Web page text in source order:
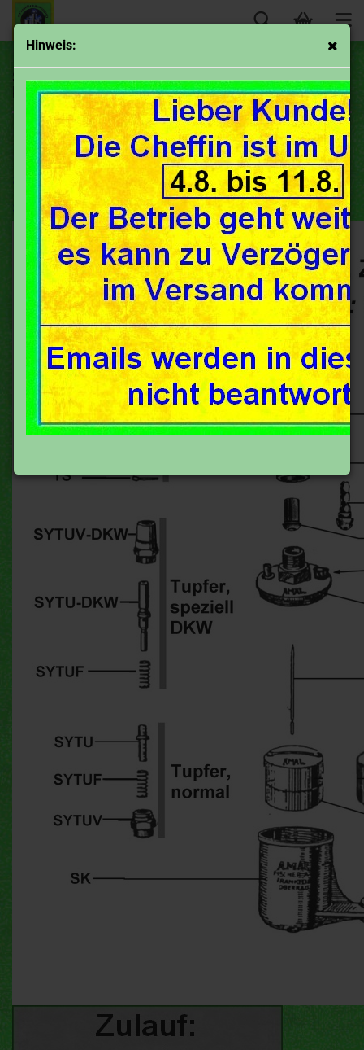
Hinweis:
Schwimmerkammer Zulauf von oben/ top fed float
bowl
Die Teile sind sortiert und können
anhand der schematischen Zeichnung
schnell gefunden werden.